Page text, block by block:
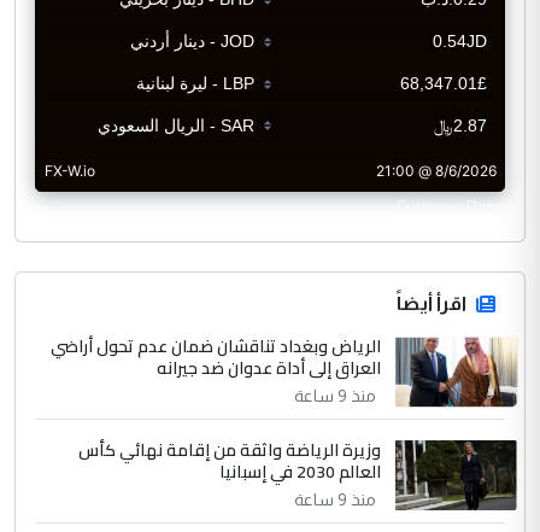
CurrencyRate
اقرأ أيضاً
الرياض وبغداد تناقشان ضمان عدم تحول أراضي
العراق إلى أداة عدوان ضد جيرانه
منذ 9 ساعة
وزيرة الرياضة واثقة من إقامة نهائي كأس
العالم 2030 في إسبانيا
منذ 9 ساعة